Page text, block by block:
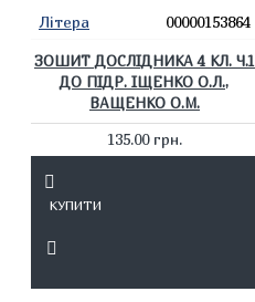
Літера 00000153864
ЗОШИТ ДОСЛІДНИКА 4 КЛ. Ч.1
ДО ПІДР. ІЩЕНКО О.Л.,
ВАЩЕНКО О.М.
135.00 грн.
КУПИТИ